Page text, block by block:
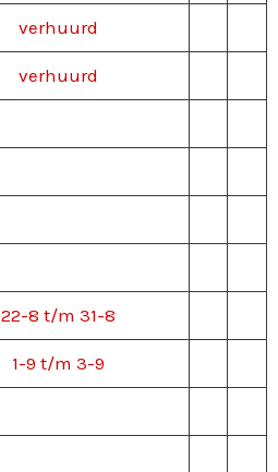
verhuurd
verhuurd
22-8 t/m 31-8
1-9 t/m 3-9